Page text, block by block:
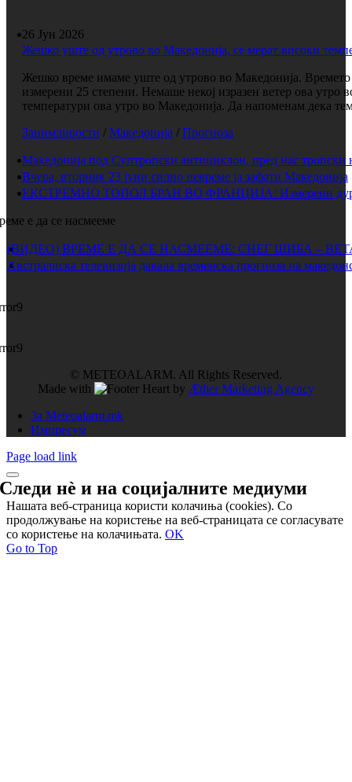
26 Јун 2026
Жешко уште од утрово во Македонија, се мерат високи
Жешко време имаме уште од утрово во Македонија. Времето
измерени 25 степени. Немаше некој изразен ветер ова
температури ова утро во Македонија. Да напоменам дека
Занимливости / Македонија / Прогноза
Македонија под Суптропски антициклон, пред нас тропски
Вчера, вторник 23 јуни силно невреме ја зафати Македонија
ЕКСТРЕМНО ТОПОЛ БРАН ВО ФРАНЦИЈА: Измерени дури
е да се насмееме
(ВИДЕО) ВРЕМЕ Е ДА СЕ НАСМЕЕМЕ: СНЕГ ШИБА –
Австралиска телевизија давала временска прогноза на
© METEOALARM. All Rights Reserved.
Made with
by Æther Marketing Agency
За Meteoalarm.mk
Импресум
Page load link
Следи нѐ и насоцијалните медиуми
Нашата веб-страница користи колачиња (cookies). Со
продолжување на користење на веб-страницата се согласувате
со користење на колачињата. OK
Go to Top